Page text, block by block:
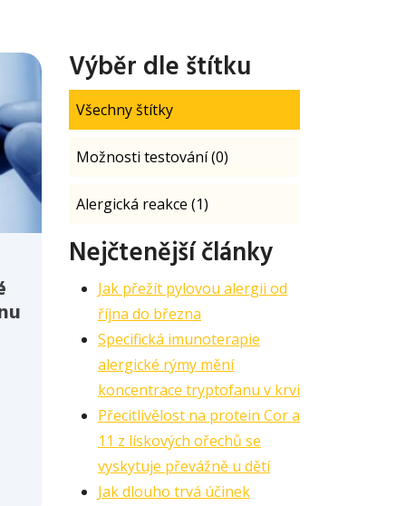
Výběr dle štítku
Všechny štítky
Možnosti testování (0)
Alergická reakce (1)
Nejčtenější články
Jak přežít pylovou alergii od
října do března
Specifická imunoterapie
alergické rýmy mění
koncentrace tryptofanu v krvi
Přecitlivělost na protein Cor a
11 z lískových ořechů se
vyskytuje převážně u dětí
Jak dlouho trvá účinek